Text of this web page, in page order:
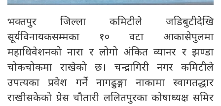
भक्तपुर जिल्ला कमिटीले जडिबुटीदेखि
सूर्यविनायकसम्मका १० वटा आकासेपुलमा
महाधिवेशनको नारा र लोगो अंकित व्यानर र झण्डा
चोकचोकमा राखेको छ। चन्द्रागिरी नगर कमिटीले
उपत्यका प्रवेश गर्ने नागढुङ्गा नाकामा स्वागतद्धार
राखीसकेको प्रेस चौतारी ललितपुरका कोषाध्यक्ष समिर